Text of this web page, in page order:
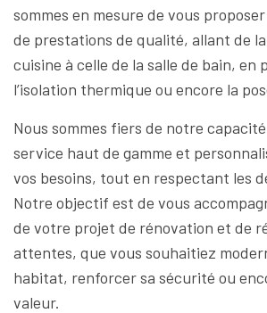
sommes en mesure de vous
de prestations de qualité, allant de
cuisine à celle de la salle de bain, en
l’isolation thermique ou encore la
Nous sommes fiers de notre
service haut de gamme et
vos besoins, tout en respectant les
Notre objectif est de vous
de votre projet de rénovation et de
attentes, que vous souhaitiez
habitat, renforcer sa sécurité ou
valeur.